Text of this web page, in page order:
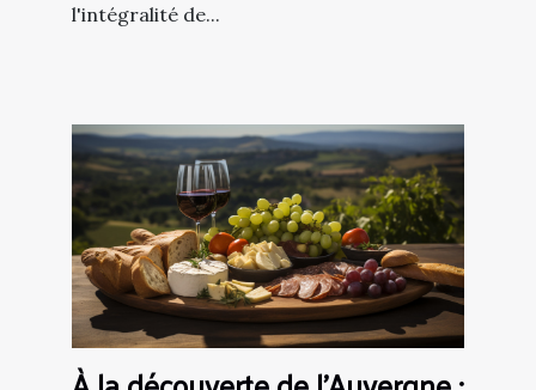
l'intégralité de...